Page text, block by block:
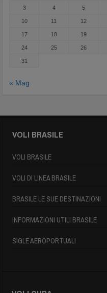
3 4 5
10 11 12
17 18 19
24 25 26
31
« Mag
VOLI BRASILE
VOLI BRASILE
VOLI DI LINEA BRASILE
BRASILE LE SUE DESTINAZIONI
INFORMAZIONI UTILI BRASILE
SIGLE AEROPORTUALI